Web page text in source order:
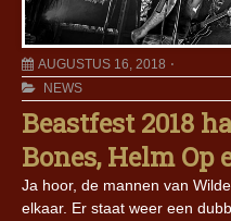
AUGUSTUS 16, 2018
NEWS
Beastfest 2018
Bones, Helm
Ja hoor, de mannen van
elkaar. Er staat weer een